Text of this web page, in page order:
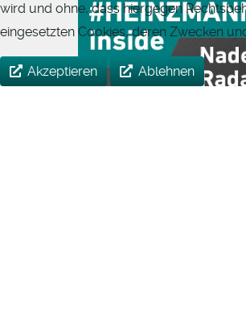
wird und ohne, dass hiergegen
eingesetzten Cookies, deren Zwecken
Akzeptieren Ablehnen